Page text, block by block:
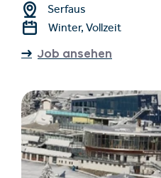
Serfaus
Winter, Vollzeit
Job ansehen